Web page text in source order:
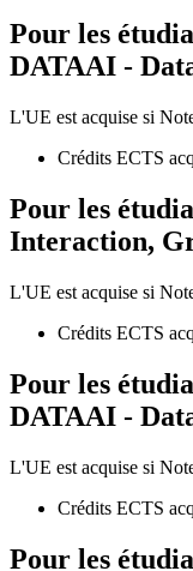
Pour les
DATAAI -
L'UE est acquise si
Crédits ECTS
Pour les
Interaction,
L'UE est acquise si
Crédits ECTS
Pour les
DATAAI -
L'UE est acquise si
Crédits ECTS
Pour les